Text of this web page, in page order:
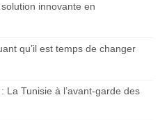
innovante en
qu’il est temps de changer
La Tunisie à l’avant-garde des